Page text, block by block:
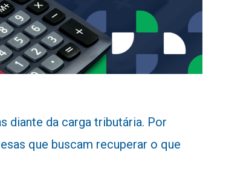
diante da carga tributária. Por
que buscam recuperar o que